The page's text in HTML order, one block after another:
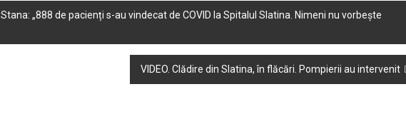
„888 de pacienți s-au vindecat de COVID la Spitalul Slatina. Nimeni nu vorbește
VIDEO. Clădire din Slatina, în flăcări. Pompierii au intervenit